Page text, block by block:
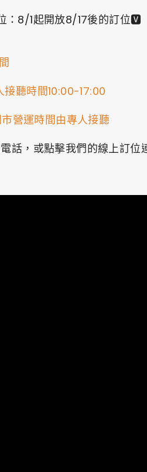
：8/1起開放8/17後的訂位🆅
聽時間10:00-17:00
營運時間由專人接聽
話，或點擊我們的線上訂位